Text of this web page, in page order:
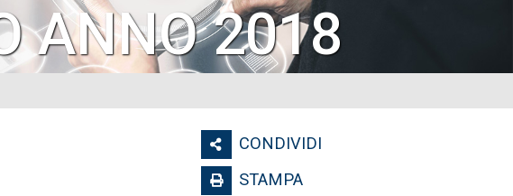
ANNO 2018
CONDIVIDI
STAMPA